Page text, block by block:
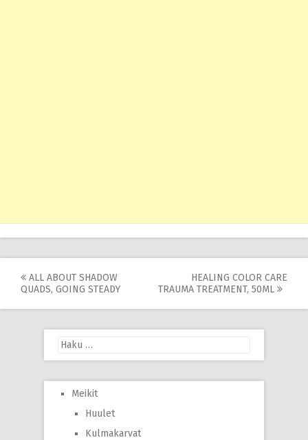
Post
navigation
ALL ABOUT SHADOW
QUADS, GOING STEADY
HEALING COLOR CARE
TRAUMA TREATMENT, 50ML
Haku:
Meikit
Huulet
Kulmakarvat